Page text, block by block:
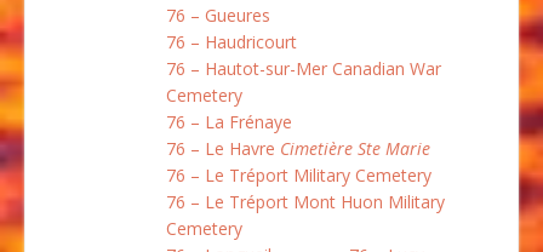
76 – Gueures
76 – Haudricourt
76 – Hautot-sur-Mer Canadian War
Cemetery
76 – La Frénaye
76 – Le Havre Cimetière Ste Marie
76 – Le Tréport Military Cemetery
76 – Le Tréport Mont Huon Military
Cemetery